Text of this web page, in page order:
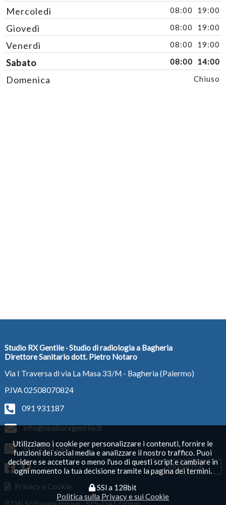
Mercoledì 08:00 19:00
Giovedì 08:00 19:00
Venerdì 08:00 19:00
Sabato 08:00 14:00
Domenica Chiuso
Studio RX Gentile · Studio di radiologia a Bagheria
Direttore Sanitario dott. Pietro Notaro
Via I Traversa di via La Masa 33/M - Bagheria (Palermo)
P.IVA 02508070824
091 931187
info@studiorxgentile.it
392 0331284
PRENOTA
Privacy e Cookie
Utilizziamo i cookie per personalizzare i contenuti, fornire le
funzioni dei social media e analizzare il nostro traffico. Puoi
decidere se accettare o meno l'uso di questi script e cambiare in
ogni momento la tua decisione tramite la pagina dei termini.
SSl a 128bit
Politica sulla Privacy e sui Cookie